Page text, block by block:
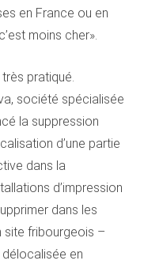
en France ou en
moins cher».
pratiqué.
société spécialisée
la suppression
d’une partie
dans la
d’impression
dans les
site fribourgeois –
en